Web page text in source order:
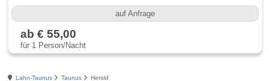
auf Anfrage
ab € 55,00
für 1 Person/Nacht
Lahn-Taunus Taunus Herold